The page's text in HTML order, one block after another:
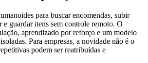
para buscar encomendas, subir
e guardar itens sem controle remoto. O
aprendizado por reforço e um modelo
Para empresas, a novidade não é o
podem ser reatribuídas e